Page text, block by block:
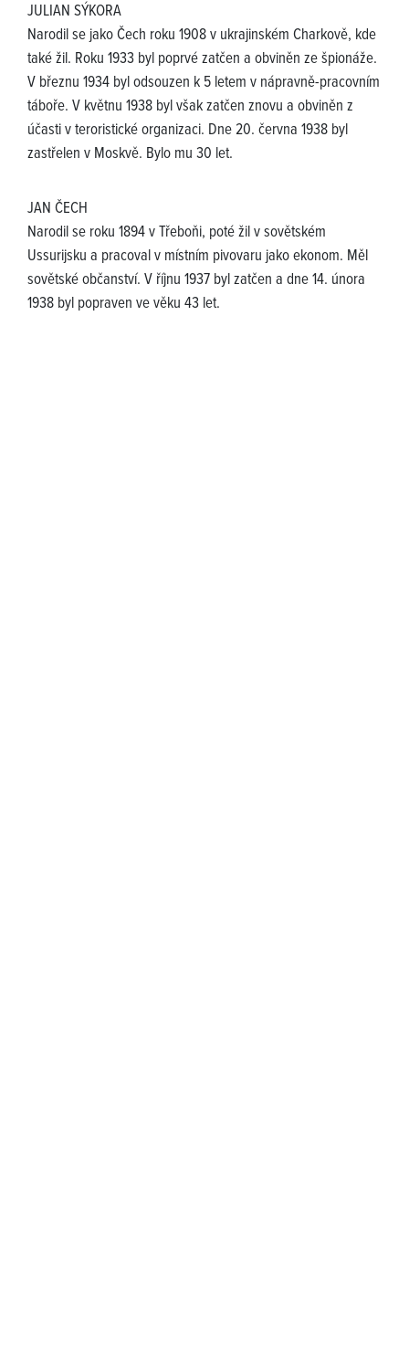
JULIAN SÝKORA
Narodil se jako Čech roku 1908 v ukrajinském Charkově, kde
také žil. Roku 1933 byl poprvé zatčen a obviněn ze špionáže.
V březnu 1934 byl odsouzen k 5 letem v nápravně-pracovním
táboře. V květnu 1938 byl však zatčen znovu a obviněn z
účasti v teroristické organizaci. Dne 20. června 1938 byl
zastřelen v Moskvě. Bylo mu 30 let.
JAN ČECH
Narodil se roku 1894 v Třeboňi, poté žil v sovětském
Ussurijsku a pracoval v místním pivovaru jako ekonom. Měl
sovětské občanství. V říjnu 1937 byl zatčen a dne 14. února
1938 byl popraven ve věku 43 let.